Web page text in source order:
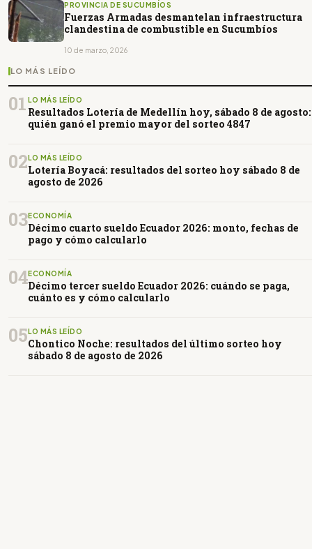
PROVINCIA DE SUCUMBÍOS
Fuerzas Armadas desmantelan infraestructura
clandestina de combustible en Sucumbíos
10 de marzo, 2026
LO MÁS LEÍDO
01 LO MÁS LEÍDO
Resultados Lotería de Medellín hoy, sábado 8 de agosto:
quién ganó el premio mayor del sorteo 4847
02 LO MÁS LEÍDO
Lotería Boyacá: resultados del sorteo hoy sábado 8 de
agosto de 2026
03ECONOMÍA
Décimo cuarto sueldo Ecuador 2026: monto, fechas de
pago y cómo calcularlo
04ECONOMÍA
Décimo tercer sueldo Ecuador 2026: cuándo se paga,
cuánto es y cómo calcularlo
05 LO MÁS LEÍDO
Chontico Noche: resultados del último sorteo hoy
sábado 8 de agosto de 2026